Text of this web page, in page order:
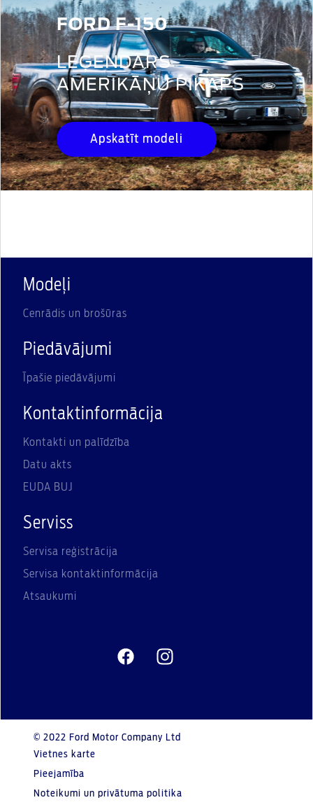
FORD F-150
LEĢENDĀRS
AMERIKĀŅU PIKAPS
Apskatīt modeli
Modeļi
Cenrādis un brošūras
Piedāvājumi
Īpašie piedāvājumi
Kontaktinformācija
Kontakti un palīdzība
Datu akts
EUDA BUJ
Serviss
Servisa reģistrācija
Servisa kontaktinformācija
Atsaukumi
© 2022 Ford Motor Company Ltd
Vietnes karte
Pieejamība
Noteikumi un privātuma politika